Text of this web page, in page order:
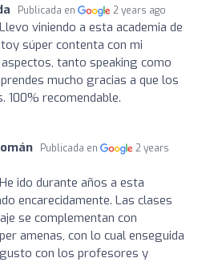
Publicada en 2 years ago
Llevo viniendo a esta academia de
súper contenta con mi
tanto speaking como
mucho gracias a que los
recomendable.
Publicada en
2 years
He ido durante años a esta
encarecidamente. Las clases
se complementan con
amenas, con lo cual enseguida
con los profesores y